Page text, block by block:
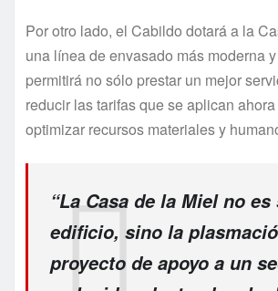
Por otro lado, el Cabildo dotará a la
una línea de envasado más moderna
permitirá no sólo prestar un mejor
reducir las tarifas que se aplican
optimizar recursos materiales y
“La Casa de la Miel no
edificio, sino la
proyecto de apoyo a un